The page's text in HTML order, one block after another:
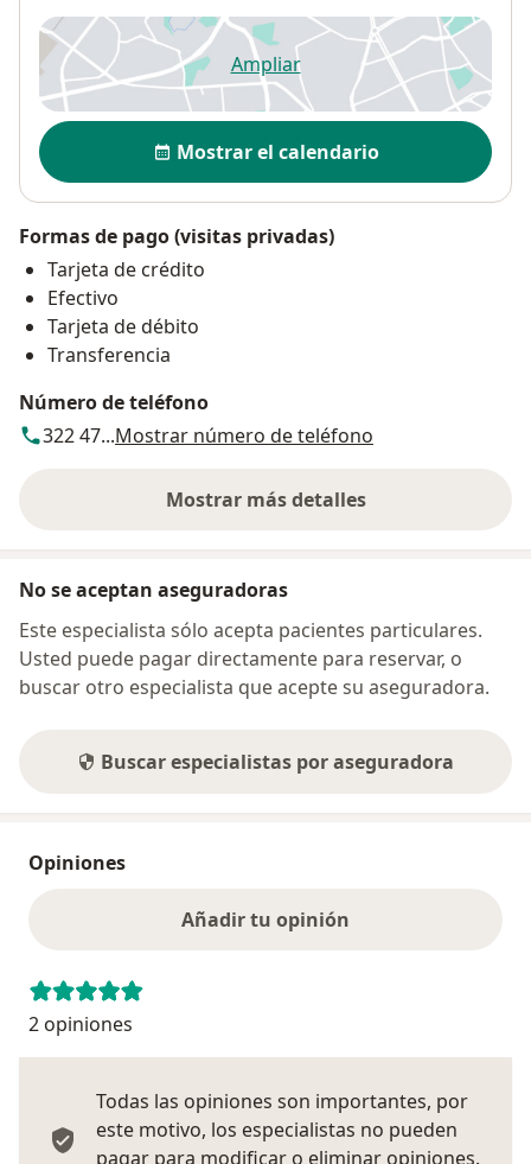
Ampliarse abre en una nueva
Disponibilidad
Mostrar el calendario
Formas de pago (visitas privadas)
Tarjeta de crédito
Efectivo
Tarjeta de débito
Transferencia
Número de teléfono
322 47...Mostrar número de teléfono
Mostrar más detalles
sobre la dirección
No se aceptan aseguradoras
Este especialista sólo acepta pacientes particulares.
Usted puede pagar directamente para reservar, o
buscar otro especialista que acepte su aseguradora.
Buscar especialistas por aseguradora
Opiniones
Añadir tu opinión
2 opiniones
Todas las opiniones son importantes, por
este motivo, los especialistas no pueden
pagar para modificar o eliminar opiniones.